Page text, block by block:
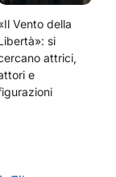
Vento della
si
attrici,
e